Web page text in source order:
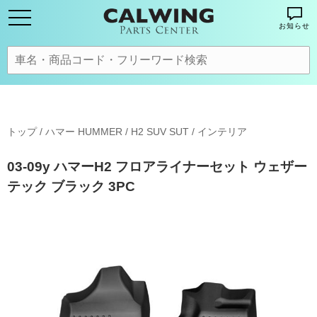
お知らせ
トップ/ ハマー HUMMER / H2 SUV SUT / インテリア
03-09y ハマーH2 フロアライナーセット ウェザー
テック ブラック 3PC